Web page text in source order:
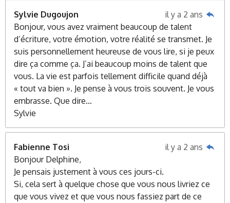
Sylvie Dugoujon
il y a 2 ans
Bonjour, vous avez vraiment beaucoup de talent
d’écriture, votre émotion, votre réalité se transmet. Je
suis personnellement heureuse de vous lire, si je peux
dire ça comme ça. J’ai beaucoup moins de talent que
vous. La vie est parfois tellement difficile quand déjà
« tout va bien ». Je pense à vous trois souvent. Je vous
embrasse. Que dire…
Sylvie
Fabienne Tosi
il y a 2 ans
Bonjour Delphine,
Je pensais justement à vous ces jours-ci.
Si, cela sert à quelque chose que vous nous livriez ce
que vous vivez et que vous nous fassiez part de ce